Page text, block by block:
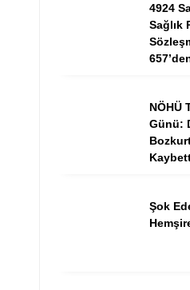
4924
Sağlık
NÖHÜ
Günü:
Şok